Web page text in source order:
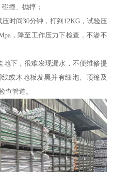
撞、抛摔；
时间30分钟，打到12KG，试验压
，降至工作压力下检查，不渗不
地下，很难发现漏水，不便维修提
或木地板发黑并有细泡、顶篷及
查管道。